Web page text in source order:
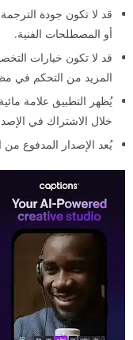
قد لا تكون جودة
أو المصطلحات الفنية.
قد لا تكون خيارات
المزيد من التحكم في
يُظهر التطبيق علامة
خلال الاشتراك في
يُعد الإصدار المدفوع